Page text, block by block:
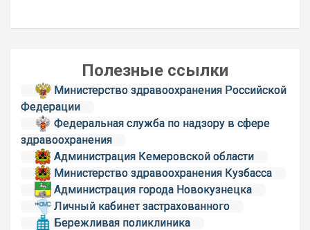
Полезные ссылки
Министерство здравоохранения Российской
Федерации
Федеральная служба по надзору в сфере
здравоохранения
Администрация Кемеровской области
Министерство здравоохранения Кузбасса
Администрация города Новокузнецка
Личный кабинет застрахованного
Бережливая поликлиника